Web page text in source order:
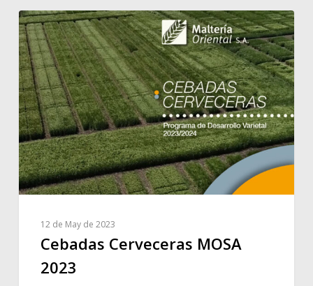
12 de May de 2023
Cebadas Cerveceras MOSA
2023